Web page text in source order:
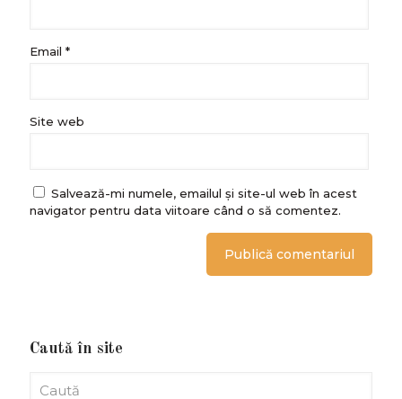
Email *
Site web
Salvează-mi numele, emailul și site-ul web în acest
navigator pentru data viitoare când o să comentez.
Caută în site